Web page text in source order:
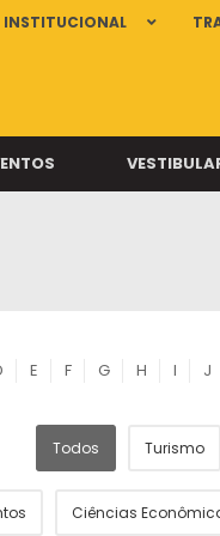
INSTITUCIONAL
E F G H I J
Todos Turismo
Ciências